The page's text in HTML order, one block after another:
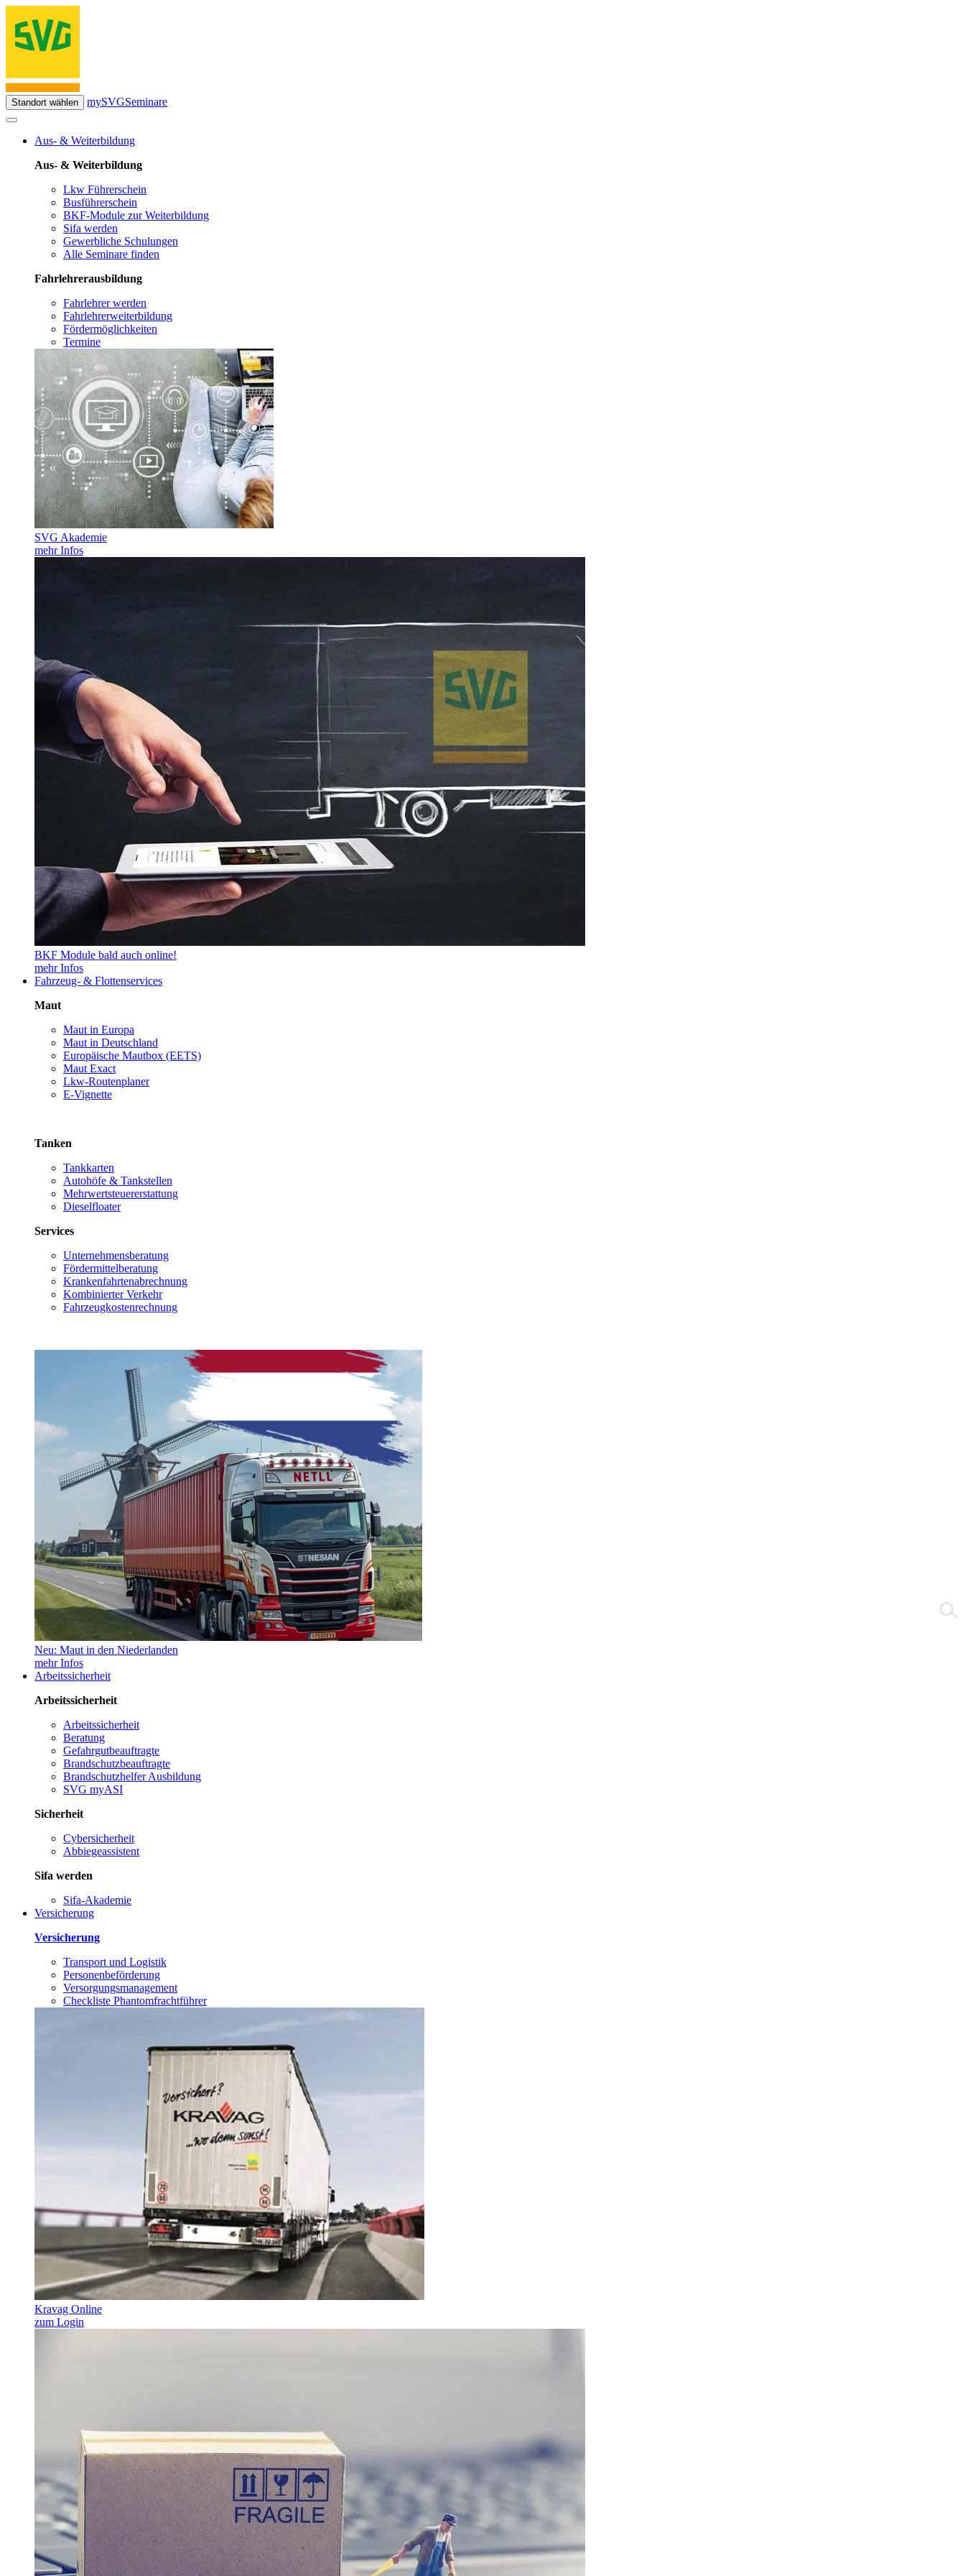
Standort wählen mySVGSeminare
Aus- & Weiterbildung
Aus- & Weiterbildung
Lkw Führerschein
Busführerschein
BKF-Module zur Weiterbildung
Sifa werden
Gewerbliche Schulungen
Alle Seminare finden
Fahrlehrerausbildung
Fahrlehrer werden
Fahrlehrerweiterbildung
Fördermöglichkeiten
Termine
SVG Akademie
mehr Infos
BKF Module bald auch online!
mehr Infos
Fahrzeug- & Flottenservices
Maut
Maut in Europa
Maut in Deutschland
Europäische Mautbox (EETS)
Maut Exact
Lkw-Routenplaner
E-Vignette
Tanken
Tankkarten
Autohöfe & Tankstellen
Mehrwertsteuererstattung
Dieselfloater
Services
Unternehmensberatung
Fördermittelberatung
Krankenfahrtenabrechnung
Kombinierter Verkehr
Fahrzeugkostenrechnung
Neu: Maut in den Niederlanden
mehr Infos
Arbeitssicherheit
Arbeitssicherheit
Arbeitssicherheit
Beratung
Gefahrgutbeauftragte
Brandschutzbeauftragte
Brandschutzhelfer Ausbildung
SVG myASI
Sicherheit
Cybersicherheit
Abbiegeassistent
Sifa werden
Sifa-Akademie
Versicherung
Versicherung
Transport und Logistik
Personenbeförderung
Versorgungsmanagement
Checkliste Phantomfrachtführer
Kravag Online
zum Login